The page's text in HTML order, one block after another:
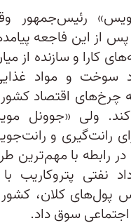
رئیس‌جمهور
۸ سال پس از این فاجعه
کارا و سازنده از
سوخت و مواد
چرخ‌های اقتصاد
کند. ولی «جوونل
رانت‌گیری و
در رابطه با مهم‌ترین
نفتی پتروکاریب با
پول‌های کلان،
سوق داد.